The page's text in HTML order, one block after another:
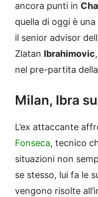
ancora punti in
quella di oggi è
il senior advisor
Zlatan Ibrahimovic
nel pre-partita
Milan, Ibra
L’ex attaccante
Fonseca, tecnico
situazioni non
se stesso, lui fa le
vengono risolte